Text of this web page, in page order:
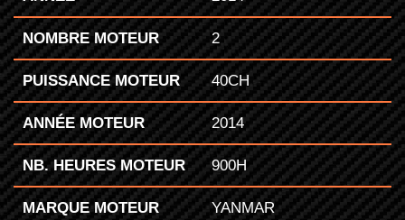
NOMBRE MOTEUR 2
PUISSANCE MOTEUR 40CH
ANNÉE MOTEUR 2014
NB. HEURES MOTEUR 900H
MARQUE MOTEUR YANMAR